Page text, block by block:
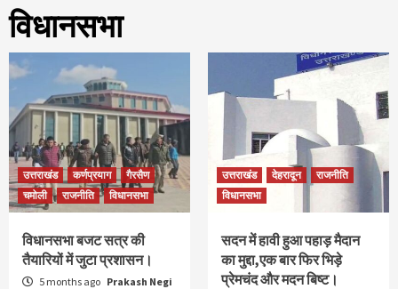
विधानसभा
उत्तराखंड कर्णप्रयाग
गैरसैण
चमोली
राजनीति विधानसभा
विधानसभा बजट सत्र की
तैयारियों में जुटा प्रशासन।
5 months ago Prakash Negi
उत्तराखंड देहरादून
राजनीति
विधानसभा
सदन में हावी हुआ पहाड़ मैदान
का मुद्दा,एक बार फिर भिड़े
प्रेमचंद और मदन बिष्ट।